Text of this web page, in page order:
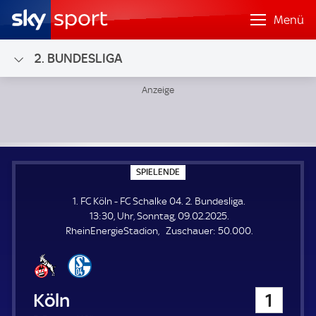
Menü
2. BUNDESLIGA
SPIELENDE
P
E
L
E
N
1. FC Köln - FC Schalke 04. 2. Bundesliga.
13:30, Uhr, Sonntag, 09.02.2025.
RheinEnergieStadion
Zuschauer: Z
50.000.
1. FC Köln 1